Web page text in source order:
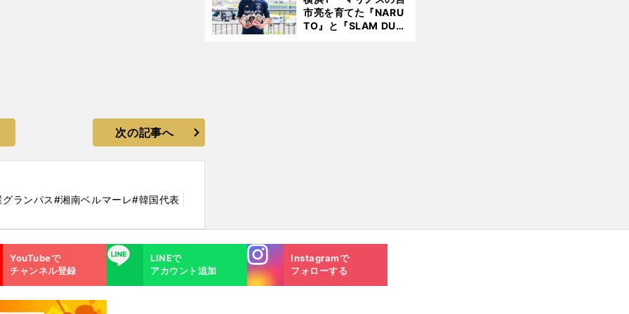
次の記事へ
ランパス#湘南ベルマーレ#韓国代表
た
市亮を育てた『NARU
TO』と『SLAM DUN
YouTubeで
チャンネル登録
LINE
LINEで
アカウント追加
Instagra
m
Instagramで
フォローする